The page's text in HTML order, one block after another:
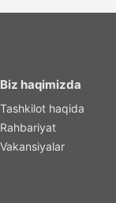
Biz haqimizda
Tashkilot haqida
Rahbariyat
Vakansiyalar